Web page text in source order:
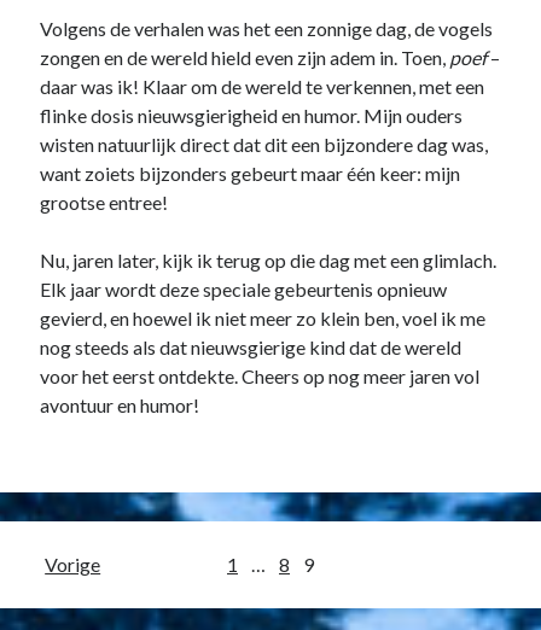
Volgens de verhalen was het een zonnige dag, de vogels
zongen en de wereld hield even zijn adem in. Toen, poef–
daar was ik! Klaar om de wereld te verkennen, met een
flinke dosis nieuwsgierigheid en humor. Mijn ouders
wisten natuurlijk direct dat dit een bijzondere dag was,
want zoiets bijzonders gebeurt maar één keer: mijn
grootse entree!
Nu, jaren later, kijk ik terug op die dag met een glimlach.
Elk jaar wordt deze speciale gebeurtenis opnieuw
gevierd, en hoewel ik niet meer zo klein ben, voel ik me
nog steeds als dat nieuwsgierige kind dat de wereld
voor het eerst ontdekte. Cheers op nog meer jaren vol
avontuur en humor!
Berichten
paginering
Vorige 1 … 8 9